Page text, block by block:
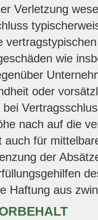
Verletzung
wie
oder
nach auf die
auch für
der
Haftung aus